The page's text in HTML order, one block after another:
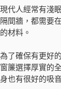
現代人經常有淺
隔間牆，都需要
的材料。
為了確保有更好
窗簾選擇厚實的
身也有很好的吸